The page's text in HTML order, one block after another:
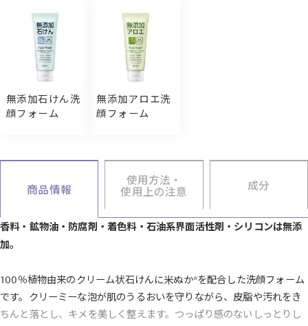
無添加石けん洗
顔フォーム
無添加アロエ洗
顔フォーム
商品情報
使用方法・
使用上の注意 成分
香料・鉱物油・防腐剤・着色料・石油系界面活性剤・シリコンは無添
加。
100％植物由来のクリーム状石けんに米ぬか*を配合した洗顔フォーム
です。クリーミーな泡が肌のうるおいを守りながら、皮脂や汚れをき
ちんと落とし、キメを美しく整えます。つっぱり感のないしっとりし